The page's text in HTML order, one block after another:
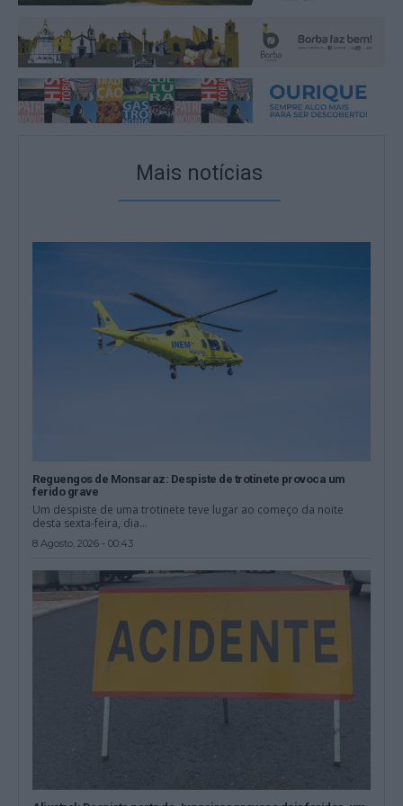
Mais notícias
Reguengos de Monsaraz: Despiste de trotinete provoca um
ferido grave
Um despiste de uma trotinete teve lugar ao começo da noite
desta sexta-feira, dia...
8 Agosto, 2026 - 00:43